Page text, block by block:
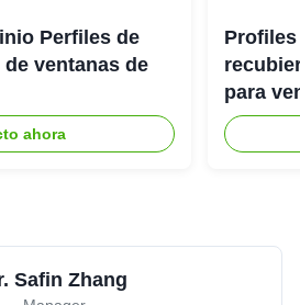
Perfiles de
ventanas de
ahora
para
Safin Zhang